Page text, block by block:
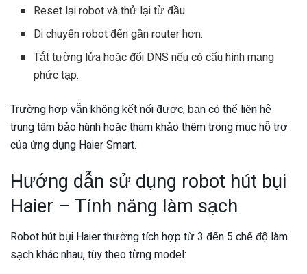
Reset lại robot và thử lại từ đầu.
Di chuyển robot đến gần router hơn.
Tắt tường lửa hoặc đổi DNS nếu có cấu hình mạng
phức tạp.
Trường hợp vẫn không kết nối được, bạn có thể liên hệ
trung tâm bảo hành hoặc tham khảo thêm trong mục hỗ trợ
của ứng dụng Haier Smart.
Hướng dẫn sử dụng robot hút bụi
Haier – Tính năng làm sạch
Robot hút bụi Haier thường tích hợp từ 3 đến 5 chế độ làm
sạch khác nhau, tùy theo từng model: